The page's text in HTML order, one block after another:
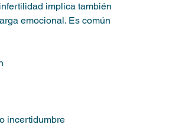
implica también
emocional. Es común
incertidumbre